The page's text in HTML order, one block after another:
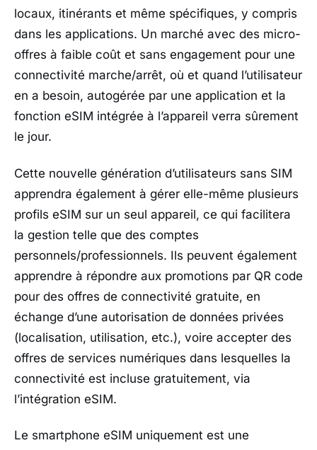
locaux, itinérants et même spécifiques, y compris
dans les applications. Un marché avec des micro-
offres à faible coût et sans engagement pour une
connectivité marche/arrêt, où et quand l’utilisateur
en a besoin, autogérée par une application et la
fonction eSIM intégrée à l’appareil verra sûrement
le jour.
Cette nouvelle génération d’utilisateurs sans SIM
apprendra également à gérer elle-même plusieurs
profils eSIM sur un seul appareil, ce qui facilitera
la gestion telle que des comptes
personnels/professionnels. Ils peuvent également
apprendre à répondre aux promotions par QR code
pour des offres de connectivité gratuite, en
échange d’une autorisation de données privées
(localisation, utilisation, etc.), voire accepter des
offres de services numériques dans lesquelles la
connectivité est incluse gratuitement, via
l’intégration eSIM.
Le smartphone eSIM uniquement est une